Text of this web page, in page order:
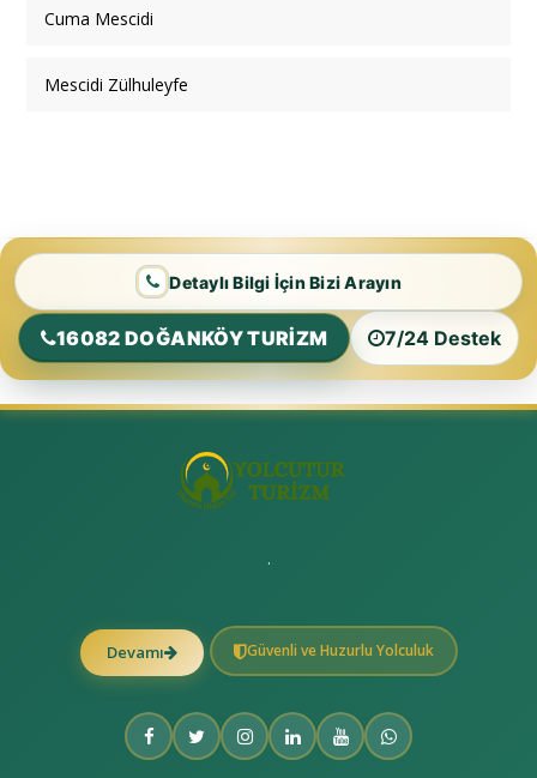
Cuma Mescidi
Mescidi Zülhuleyfe
Detaylı Bilgi İçin Bizi Arayın
16082 DOĞANKÖY TURİZM 7/24 Destek
.
Devamı Güvenli ve Huzurlu Yolculuk